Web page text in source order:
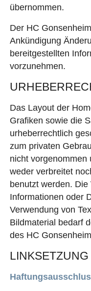
übernommen.
Der HC
Ankündigung
bereitgestellten
vorzunehmen.
Das Layout der
Grafiken sowie die
urheberrechtlich
zum privaten
nicht vorgenommen
weder verbreitet
benutzt werden.
Informationen oder
Verwendung von
Bildmaterial bedarf
des HC
LINKSETZUNG